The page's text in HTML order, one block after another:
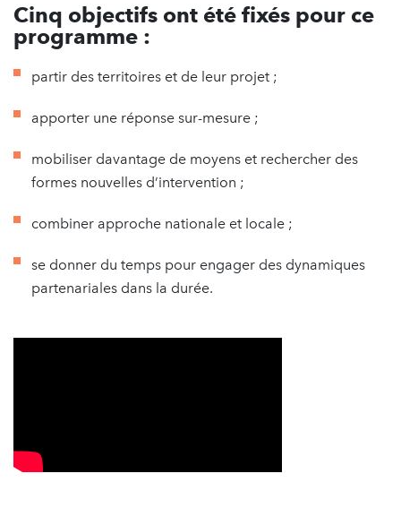
Cinq objectifs ont été fixés pour ce
programme :
partir des territoires et de leur projet ;
apporter une réponse sur-mesure ;
mobiliser davantage de moyens et rechercher des
formes nouvelles d’intervention ;
combiner approche nationale et locale ;
se donner du temps pour engager des dynamiques
partenariales dans la durée.